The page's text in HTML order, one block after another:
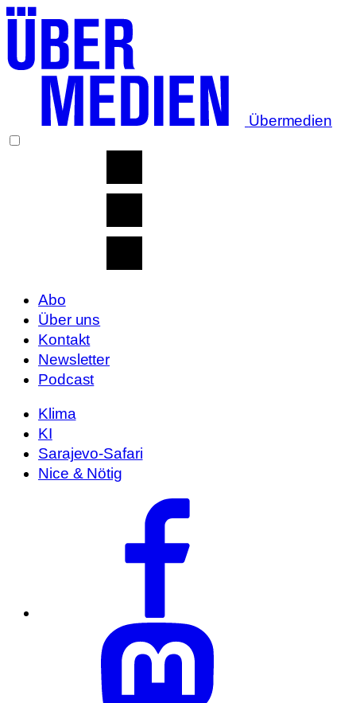
Übermedien
Abo
Über uns
Kontakt
Newsletter
Podcast
Klima
KI
Sarajevo-Safari
Nice & Nötig